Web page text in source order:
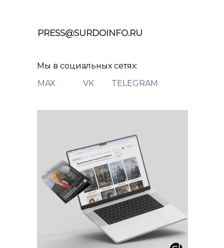
PRESS@SURDOINFO.RU
TELEGRAM
VK
MAX
Мы в социальных сетях: